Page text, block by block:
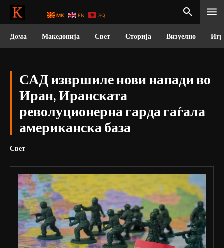
Дома Македонија Свет Сторија Визуелно
САД извршиле нови напади во
Иран, Иранската
револуционерна гарда гаѓала
американска база
Свет
MK EN SQ